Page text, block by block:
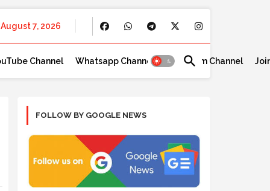
August 7, 2026
Channel Whatsapp Channel Telegram Channel
FOLLOW BY GOOGLE NEWS